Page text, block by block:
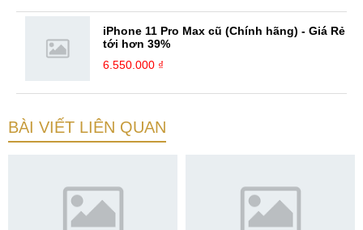
iPhone 11 Pro Max cũ (Chính hãng) - Giá Rẻ
tới hơn 39%
6.550.000 ₫
BÀI VIẾT LIÊN QUAN